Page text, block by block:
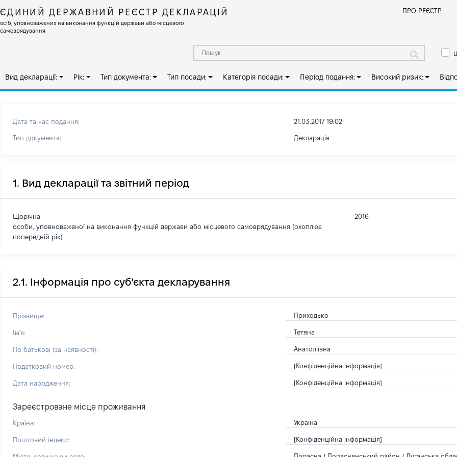
ЄДИНИЙ ДЕРЖАВНИЙ РЕЄСТР ДЕКЛАРАЦІЙ
осіб, уповноважених на виконання функцій держави або місцевого
самоврядування
ПРО РЕЄСТР
Вид декларації: Рік: Тип документа: Тип посади: Категорія посади: Період подання: Високий ризик:
Дата та час подання: 21.03.2017 19:02
Тип документа: Декларація
1. Вид декларації та звітний період
Щорічна
особи, уповноваженої на виконання функцій держави або місцевого самоврядування (охоплює
попередній рік)
2016
2.1. Інформація про суб'єкта декларування
Прізвище: Приходько
Ім'я: Тетяна
По батькові (за наявності): Анатоліївна
Податковий номер: [Конфіденційна інформація]
Дата народження: [Конфіденційна інформація]
Зареєстроване місце проживання
Країна: Україна
Поштовий індекс: [Конфіденційна інформація]